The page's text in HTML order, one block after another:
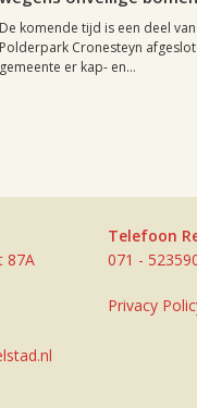
De komende tijd is een deel
Polderpark Cronesteyn
gemeente er kap- en...
87A
Telefoon
071 -
Privacy